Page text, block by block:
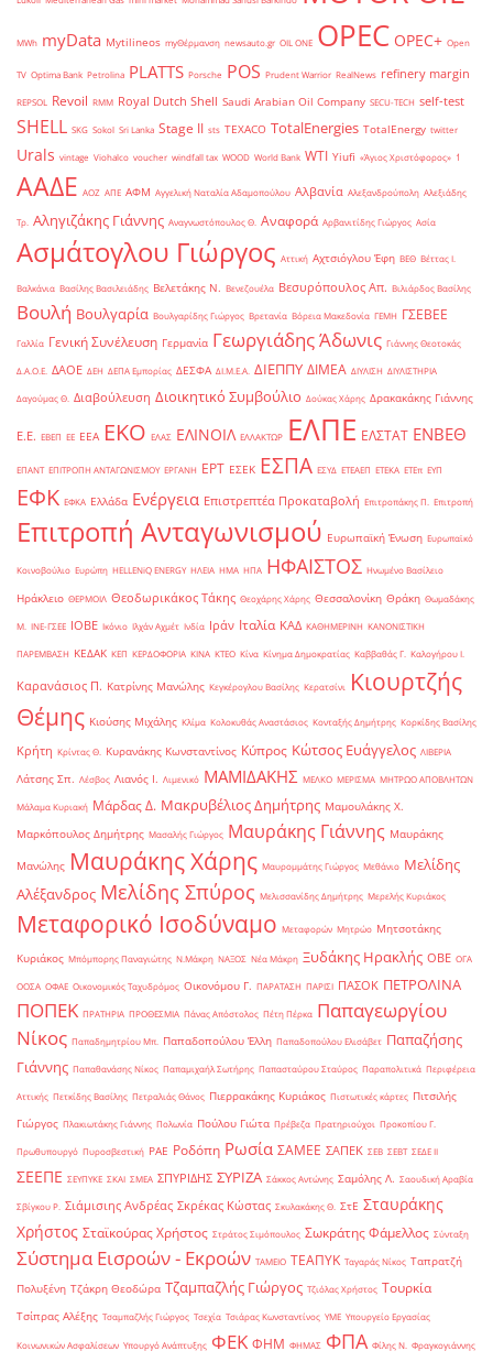
MWh myData Mytilineos myΘέρμανση newsauto.gr OIL ONE OPEC OPEC+ Open
TV Optima Bank Petrolina PLATTS Porsche POS Prudent Warrior RealNews refinery margin
REPSOL Revoil RMM Royal Dutch Shell Saudi Arabian Oil Company SECU-TECH self-test
SHELL SKG Sokol Sri Lanka Stage II sts TEXACO TotalEnergies TotalEnergy twitter
Urals vintage Viohalco voucher windfall tax WOOD World Bank WTI Yiufi «Άγιος Χριστόφορος» ΄1
ΑΑΔΕ ΑΟΖ ΑΠΕ ΑΦΜ Αγγελική Ναταλία Αδαμοπούλου Αλβανία Αλεξανδρούπολη Αλεξιάδης
Τρ. Αληγιζάκης Γιάννης Αναγνωστόπουλος Θ. Αναφορά Αρβανιτίδης Γιώργος Ασία
Ασμάτογλου Γιώργος Αττική Αχτσιόγλου Έφη ΒΕΘ Βέττας Ι.
Βαλκάνια Βασίλης Βασιλειάδης Βελετάκης Ν. Βενεζουέλα Βεσυρόπουλος Απ. Βιλιάρδος Βασίλης
Βουλή Βουλγαρία Βουλγαρίδης Γιώργος Βρετανία Βόρεια Μακεδονία ΓΕΜΗ ΓΣΕΒΕΕ
Γαλλία Γενική Συνέλευση Γερμανία Γεωργιάδης Άδωνις Γιάννης Θεοτοκάς
Δ.Α.Ο.Ε. ΔΑΟΕ ΔΕΗ ΔΕΠΑ Εμπορίας ΔΕΣΦΑ ΔΙ.Μ.Ε.Α. ΔΙΕΠΠΥ ΔΙΜΕΑ ΔΙΥΛΙΣΗ ΔΙΥΛΙΣΤΗΡΙΑ
Δαγούμας Θ. Διαβούλευση Διοικητικό Συμβούλιο Δούκας Χάρης Δρακακάκης Γιάννης
Ε.Ε. ΕΒΕΠ ΕΕ ΕΕΑ ΕΚΟ ΕΛΑΣ ΕΛΙΝΟΙΛ ΕΛΛΑΚΤΩΡ ΕΛΠΕ ΕΛΣΤΑΤ ΕΝΒΕΘ
ΕΠΑΝΤ ΕΠΙΤΡΟΠΗ ΑΝΤΑΓΩΝΙΣΜΟΥ ΕΡΓΑΝΗ ΕΡΤ ΕΣΕΚ ΕΣΠΑ ΕΣΥΔ ΕΤΕΑΕΠ ΕΤΕΚΑ ΕΤΕπ ΕΥΠ
ΕΦΚ ΕΦΚΑ Ελλάδα Ενέργεια Επιστρεπτέα Προκαταβολή Επιτροπάκης Π. Επιτροπή
Επιτροπή Ανταγωνισμού Ευρωπαϊκή Ένωση Ευρωπαϊκό
Κοινοβούλιο Ευρώπη ΗELLENiQ ENERGY ΗΛΕΙΑ ΗΜΑ ΗΠΑ ΗΦΑΙΣΤΟΣ Ηνωμένο Βασίλειο
Ηράκλειο ΘΕΡΜΟΙΛ Θεοδωρικάκος Τάκης Θεοχάρης Χάρης Θεσσαλονίκη Θράκη Θωμαδάκης
Μ. ΙΝΕ-ΓΣΕΕ ΙΟΒΕ Ικόνιο Ιλχάν Αχμέτ Ινδία Ιράν Ιταλία ΚΑΔ ΚΑΘΗΜΕΡΙΝΗ ΚΑΝΟΝΙΣΤΙΚΗ
ΠΑΡΕΜΒΑΣΗ ΚΕΔΑΚ ΚΕΠ ΚΕΡΔΟΦΟΡΙΑ ΚΙΝΑ ΚΤΕΟ Κίνα Κίνημα Δημοκρατίας Καββαθάς Γ. Καλογήρου Ι.
Καρανάσιος Π. Κατρίνης Μανώλης Κεγκέρογλου Βασίλης Κερατσίνι
Κιουρτζής
Θέμης Κιούσης Μιχάλης Κλίμα Κολοκυθάς Αναστάσιος Κονταξής Δημήτρης Κορκίδης Βασίλης
Κρήτη Κρίντας Θ. Κυρανάκης Κωνσταντίνος Κύπρος Κώτσος Ευάγγελος ΛΙΒΕΡΙΑ
Λάτσης Σπ. Λέσβος Λιανός Ι. Λιμενικό ΜΑΜΙΔΑΚΗΣ ΜΕΛΚΟ ΜΕΡΙΣΜΑ ΜΗΤΡΩΟ ΑΠΟΒΛΗΤΩΝ
Μάλαμα Κυριακή Μάρδας Δ. Μακρυβέλιος Δημήτρης Μαμουλάκης Χ.
Μαρκόπουλος Δημήτρης Μασαλής Γιώργος Μαυράκης Γιάννης Μαυράκης
Μανώλης Μαυράκης Χάρης Μαυρομμάτης Γιώργος Μεθάνιο Μελίδης
Αλέξανδρος Μελίδης Σπύρος Μελισσανίδης Δημήτρης Μερελής Κυριάκος
Μεταφορικό Ισοδύναμο Μεταφορών Μητρώο Μητσοτάκης
Κυριάκος Μπόμπορης Παναγιώτης Ν.Μάκρη ΝΑΞΟΣ Νέα Μάκρη Ξυδάκης Ηρακλής ΟΒΕ ΟΓΑ
ΟΟΣΑ ΟΦΑΕ Οικονομικός Ταχυδρόμος Οικονόμου Γ. ΠΑΡΑΤΑΣΗ ΠΑΡΙΣΙ ΠΑΣΟΚ ΠΕΤΡΟΛΙΝΑ
ΠΟΠΕΚ ΠΡΑΤΗΡΙΑ ΠΡΟΘΕΣΜΙΑ Πάνας Απόστολος Πέτη Πέρκα Παπαγεωργίου
Νίκος Παπαδημητρίου Μπ. Παπαδοπούλου Έλλη Παπαδοπούλου Ελισάβετ Παπαζήσης
Γιάννης Παπαθανάσης Νίκος Παπαμιχαήλ Σωτήρης Παπασταύρου Σταύρος Παραπολιτικά Περιφέρεια
Αττικής Πετκίδης Βασίλης Πετραλιάς Θάνος Πιερρακάκης Κυριάκος Πιστωτικές κάρτες Πιτσιλής
Γιώργος Πλακιωτάκης Γιάννης Πολωνία Πούλου Γιώτα Πρέβεζα Πρατηριούχοι Προκοπίου Γ.
Πρωθυπουργό Πυροσβεστική ΡΑΕ Ροδόπη Ρωσία ΣΑΜΕΕ ΣΑΠΕΚ ΣΕΒ ΣΕΒΤ ΣΕΔΕ ΙΙ
ΣΕΕΠΕ ΣΕΥΠΥΚΕ ΣΚΑΙ ΣΜΕΑ ΣΠΥΡΙΔΗΣ ΣΥΡΙΖΑ Σάκκος Αντώνης Σαμόλης Λ. Σαουδική Αραβία
Σβίγκου Ρ. Σιάμισιης Ανδρέας Σκρέκας Κώστας Σκυλακάκης Θ. ΣτΕ Σταυράκης
Χρήστος Σταϊκούρας Χρήστος Στράτος Σιμόπουλος Σωκράτης Φάμελλος Σύνταξη
Σύστημα Εισροών - Εκροών ΤΑΜΕΙΟ ΤΕΑΠΥΚ Ταγαράς Νίκος Ταπρατζή
Πολυξένη Τζάκρη Θεοδώρα Τζαμπαζλής Γιώργος Τζιόλας Χρήστος Τουρκία
Τσίπρας Αλέξης Τσαμπαζλής Γιώργος Τσεχία Τσιάρας Κωνσταντίνος ΥΜΕ Υπουργείο Εργασίας
Κοινωνικών Ασφαλίσεων Υπουργό Ανάπτυξης ΦΕΚ ΦΗΜ ΦΗΜΑΣ ΦΠΑ Φίλης Ν. Φραγκογιάννης